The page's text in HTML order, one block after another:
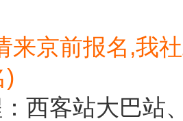
来京前报名,我
)
西客站大巴站